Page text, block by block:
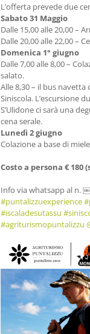
L’offerta prevede due
Sabato 31 Maggio
Dalle 15,00 alle 20,00 –
Dalle 20,00 alle 22,00 –
Domenica 1° giugno
Dalle 7,00 alle 8,00 –
salato.
Alle 8,30 – il bus
Siniscola. L’escursione
S’Ulidone ci sarà una
cena serale.
Lunedì 2 giugno
Colazione a base di
Costo a persona € 180
Info via whatsapp al n.
#puntalizzuexperience
#iscaladesutassu
#agriturismopuntalizzu